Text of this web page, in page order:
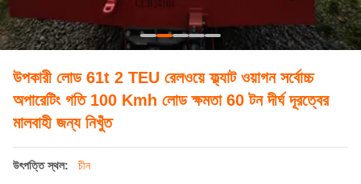
উপকারী লোড 61t 2 TEU রেলওয়ে ফ্ল্যাট ওয়াগন সর্বোচ্চ
অপারেটিং গতি 100 Kmh লোড ক্ষমতা 60 টন দীর্ঘ দূরত্বের
মালবাহী জন্য নিখুঁত
উৎপত্তি স্থল: চীন